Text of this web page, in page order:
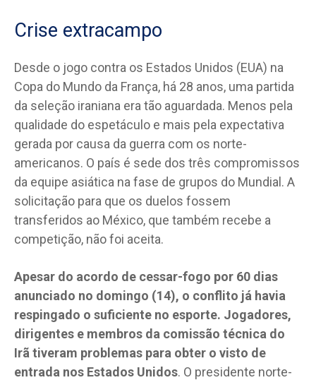
Crise extracampo
Desde o jogo contra os Estados Unidos (EUA) na
Copa do Mundo da França, há 28 anos, uma partida
da seleção iraniana era tão aguardada. Menos pela
qualidade do espetáculo e mais pela expectativa
gerada por causa da guerra com os norte-
americanos. O país é sede dos três compromissos
da equipe asiática na fase de grupos do Mundial. A
solicitação para que os duelos fossem
transferidos ao México, que também recebe a
competição, não foi aceita.
Apesar do acordo de cessar-fogo por 60 dias
anunciado no domingo (14), o conflito já havia
respingado o suficiente no esporte. Jogadores,
dirigentes e membros da comissão técnica do
Irã tiveram problemas para obter o visto de
entrada nos Estados Unidos. O presidente norte-